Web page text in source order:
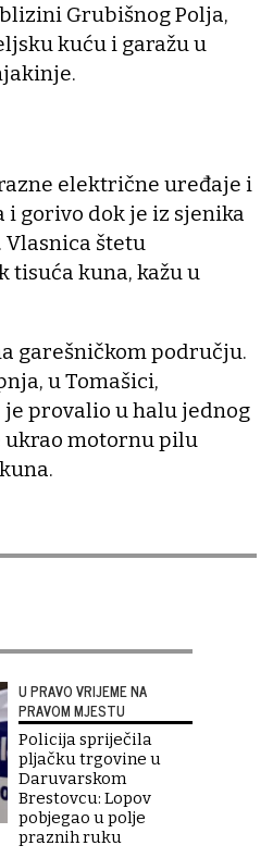
Grubišnog Polja,
kuću i garažu u
električne uređaje i
i gorivo dok je iz sjenika
štetu
tisuća kuna, kažu u
garešničkom području.
u Tomašici,
provalio u halu jednog
ukrao motornu pilu
U PRAVO VRIJEME NA
PRAVOM MJESTU
Policija spriječila
pljačku trgovine u
Daruvarskom
Brestovcu: Lopov
pobjegao u polje
praznih ruku